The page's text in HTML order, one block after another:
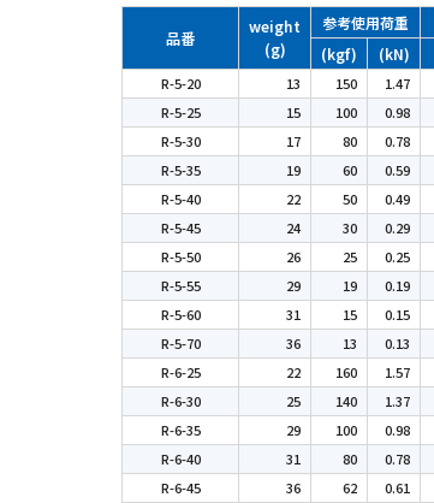
品番
weight
(g)
参考使用荷重
(kgf) (kN)
R-5-20 13 150 1.47
R-5-25
15 100 0.98
R-5-30
17 80 0.78
R-5-35
19 60 0.59
R-5-40
22 50 0.49
R-5-45
24 30 0.29
R-5-50
26 25 0.25
R-5-55
29 19 0.19
R-5-60
31 15 0.15
R-5-70
36 13 0.13
R-6-25
22 160 1.57
R-6-30
25 140 1.37
R-6-35
29 100 0.98
R-6-40
31 80 0.78
R-6-45
36 62 0.61